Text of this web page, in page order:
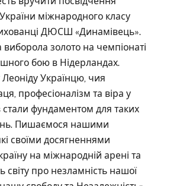
міжнародного класу
ДЮСШ «Динамівець».
золото на чемпіонаті
бою в Нідерландах.
Леоніду Українцю, чия
професіоналізм та віра у
стали фундаментом для таких
Пишаємося нашими
своїми досягненнями
на міжнародній арені та
світу про незламність нашої